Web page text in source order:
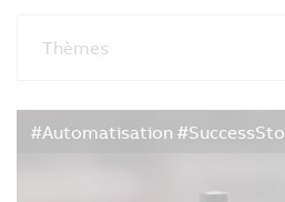
Thèmes
Réinitialiser
#Automatisation